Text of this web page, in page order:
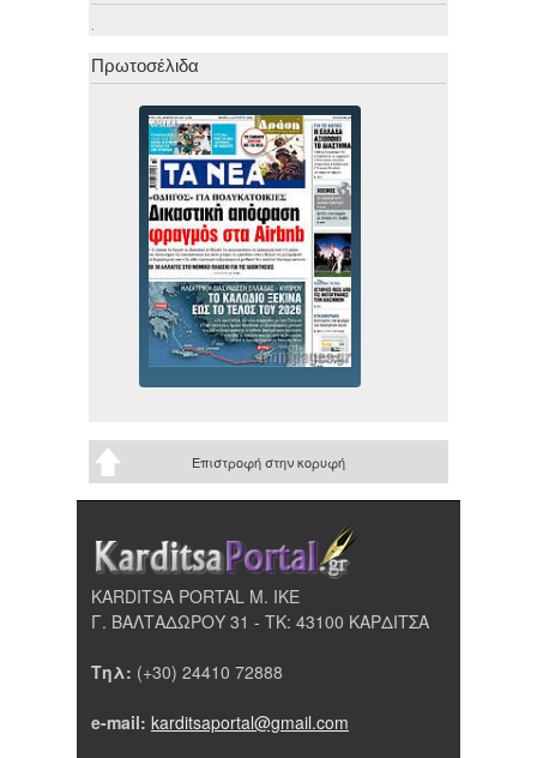
Πρωτοσέλιδα
Επιστροφή στην κορυφή
KARDITSA PORTAL Μ. ΙΚΕ
Γ. ΒΑΛΤΑΔΩΡΟΥ 31 - ΤΚ: 43100 ΚΑΡΔΙΤΣΑ
Τηλ: (+30) 24410 72888
e-mail: karditsaportal@gmail.com